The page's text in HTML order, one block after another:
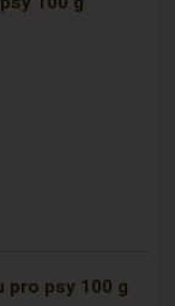
pro psy 100 g